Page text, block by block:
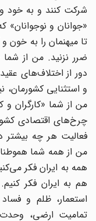
شرکت کنند و به خود و
«جوانان و نوجوانان»
تا میهنمان را به خون
ضرر نزنید. من از شما
دور از اختلاف‌های
و استثنایی کشورمان،
من از شما «کارگران و
چرخ‌های اقتصادی
فعالیت هر چه بیشتر
من از همه شما
همه به ایران فکر
هم به ایران فکر کنیم.
استعمار، ظلم و
تمامیت ارضی، وحدت